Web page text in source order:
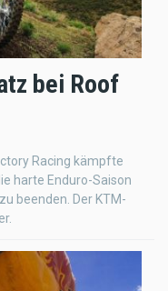
bei Roof
Racing kämpfte
harte Enduro-Saison
beenden. Der KTM-